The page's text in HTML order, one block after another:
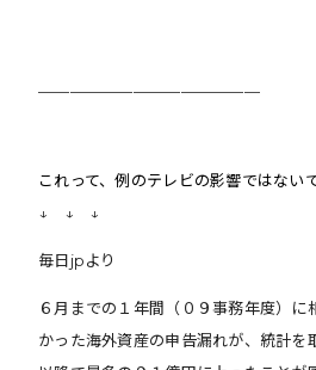
これって、例のテレビの影響ではない
↓ ↓ ↓
毎日jpより
６月までの１年間（０９事務年度）に
かった海外資産の申告漏れが、統計を